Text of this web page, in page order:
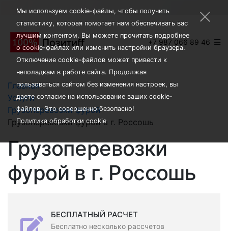
+7 987 066 89 46
×
Главная
Услуги
Грузоперевозки фурой
Грузоперевозки фурой в г. Россошь
Грузоперевозки
фурой в г. Россошь
БЕСПЛАТНЫЙ РАСЧЕТ
Бесплатно несколько рассчетов
Мы используем cookie-файлы, чтобы получить
статистику, которая помогает нам обеспечивать вас
лучшим контентом. Вы можете прочитать подробнее
о cookie-файлах или изменить настройки браузера.
Отключение cookie-файлов может привести к
неполадкам в работе сайта. Продолжая
пользоваться сайтом без изменения настроек, вы
даете согласие на использование ваших cookie-
файлов. Это совершенно безопасно!
Политика обработки cookie